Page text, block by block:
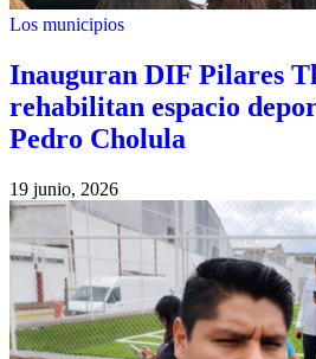
Los municipios
Inauguran DIF Pilares
rehabilitan espacio
Pedro Cholula
19 junio, 2026